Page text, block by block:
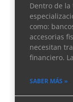
Dentro de
como:
accesorias
necesitan
financiero.
SABER MÁS »